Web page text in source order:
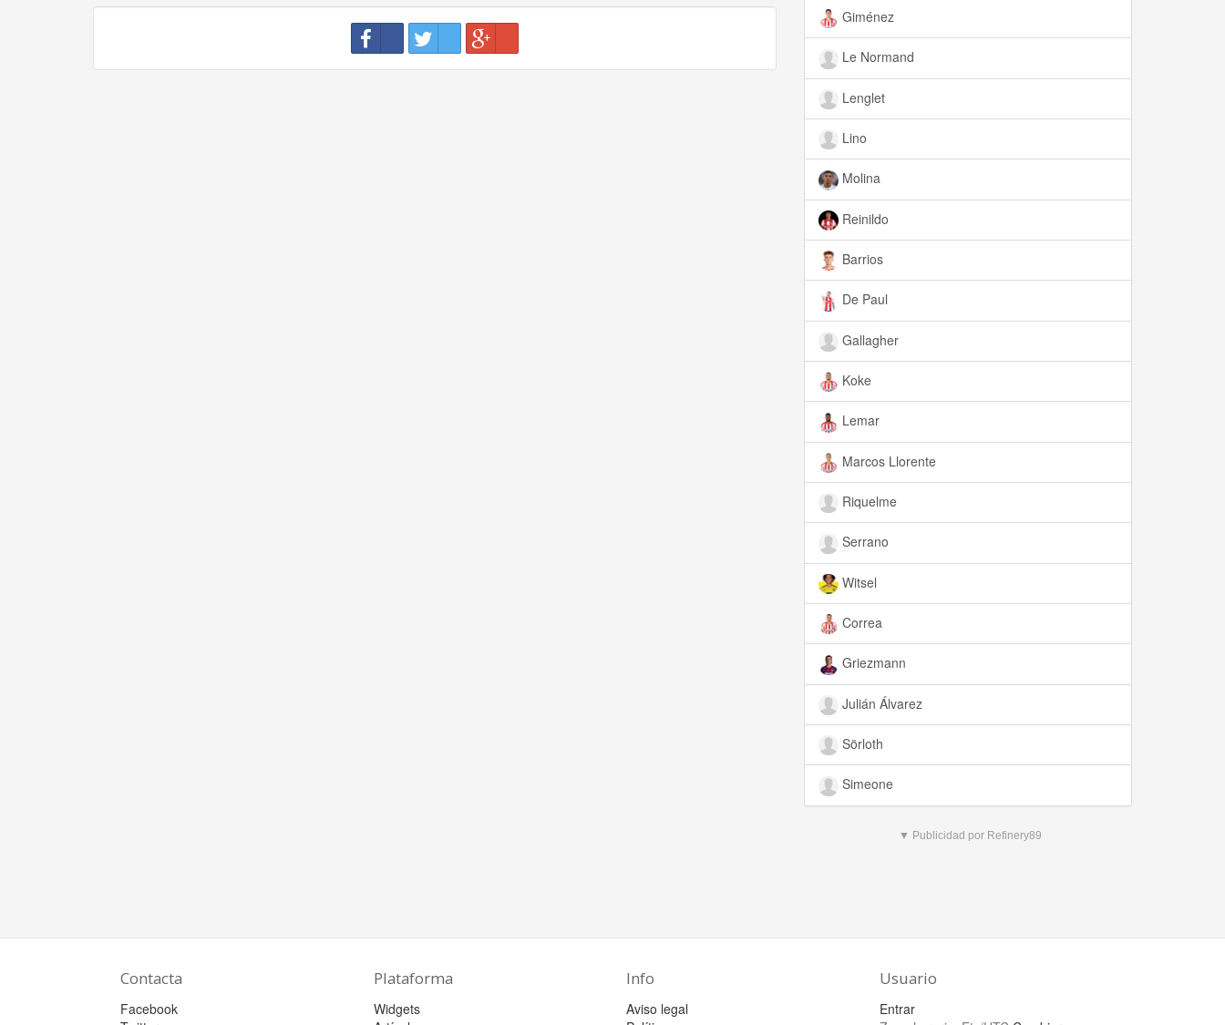
Giménez
Le Normand
Lenglet
Lino
Molina
Reinildo
Barrios
De Paul
Gallagher
Koke
Lemar
Marcos Llorente
Riquelme
Serrano
Witsel
Correa
Griezmann
Julián Álvarez
Sörloth
Simeone
▼ Publicidad por Refinery89
Contacta
Facebook
Plataforma
Widgets
Info
Aviso legal
Usuario
Entrar